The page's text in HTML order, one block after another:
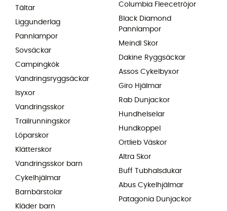
Tältar
Liggunderlag
Pannlampor
Sovsäckar
Campingkök
Vandringsryggsäckar
Isyxor
Vandringsskor
Trailrunningskor
Löparskor
Klätterskor
Vandringsskor barn
Cykelhjälmar
Barnbärstolar
Kläder barn
Columbia Fleecetröjor
Black Diamond
Pannlampor
Meindl Skor
Dakine Ryggsäckar
Assos Cykelbyxor
Giro Hjälmar
Rab Dunjackor
Hundhelselar
Hundkoppel
Ortlieb Väskor
Altra Skor
Buff Tubhalsdukar
Abus Cykelhjälmar
Patagonia Dunjackor